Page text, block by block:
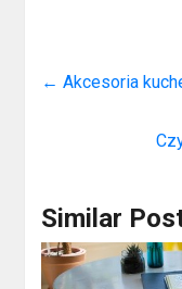
← Akcesoria
Similar